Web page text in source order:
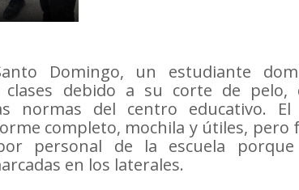
Domingo, un estudiante
debido a su corte de pelo,
normas del centro educativo.
completo, mochila y útiles, pero
personal de la escuela
en los laterales.